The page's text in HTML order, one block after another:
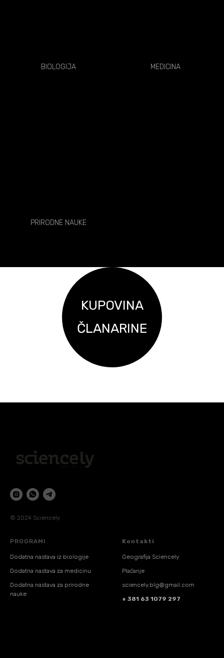
BIOLOGIJA MEDICINA
PRIRODNE NAUKE
KUPOVINA
ČLANARINE
© 2024 Sciencely
PROGRAMI
Dodatna nastava iz biologije
Dodatna nastava za medicinu
Dodatna nastava za prirodne
nauke
Kontakti
Geografija Sciencely
Plaćanje
sciencely.blg@gmail.com
+ 381 63 1079 297